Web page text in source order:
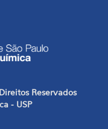
Reservados
- USP